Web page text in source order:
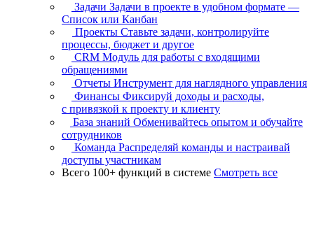
Задачи Задачи в проекте в удобном формате —
Список или Канбан
Проекты Ставьте задачи, контролируйте
процессы, бюджет и другое
CRM Модуль для работы с входящими
обращениями
Отчеты Инструмент для наглядного управления
Финансы Фиксируй доходы и расходы,
с привязкой к проекту и клиенту
База знаний Обменивайтесь опытом и обучайте
сотрудников
Команда Распределяй команды и настраивай
доступы участникам
Всего 100+ функций в системе Смотреть все